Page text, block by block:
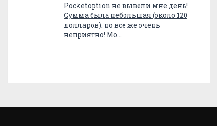
Pocketoption не вывели мне день!
Сумма была небольшая (около 120
долларов), но все же очень
неприятно! Мо…